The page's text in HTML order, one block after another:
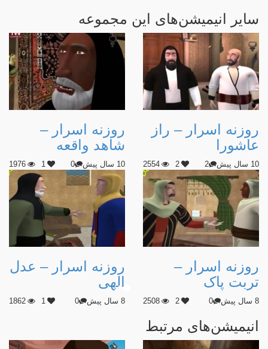
سایر انیمیشن‌های این مجموعه
روزنه اسرار – راز
عاشورا
10 سال پیش 2554 2 2
روزنه اسرار –
شاهد واقعه
10 سال پیش 1976 1 0
روزنه اسرار –
تربت پاک
8 سال پیش 2508 2 0
روزنه اسرار – عدل
الهی
8 سال پیش 1862 1 0
انیمیشن‌های مرتبط